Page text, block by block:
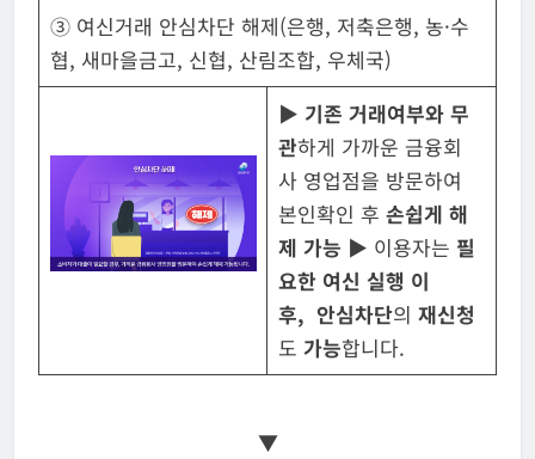
③ 여신거래 안심차단 해제(은행, 저축은행, 농·수
협, 새마을금고, 신협, 산림조합, 우체국)
▶ 기존 거래여부와 무
관하게 가까운 금융회
사 영업점을 방문하여
본인확인 후 손쉽게 해
제 가능 ▶ 이용자는 필
요한 여신 실행 이
후, 안심차단의 재신청
도 가능합니다.
▼